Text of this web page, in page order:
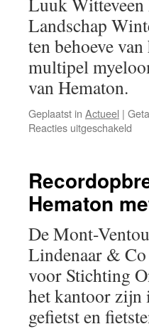
Landschap
ten behoeve
multipel
van Hematon.
Geplaatst in Actueel |
Reacties uitgeschakeld
en
op.
Hematon
De Mont-
Lindenaar & Co
voor Stichting
het kantoor zijn
gefietst en